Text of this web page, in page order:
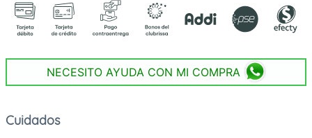
NECESITO AYUDA CON MI COMPRA
Cuidados